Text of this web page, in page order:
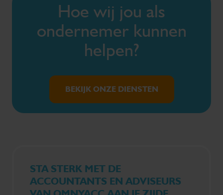
Hoe wij jou als
ondernemer kunnen
helpen?
BEKIJK ONZE DIENSTEN
STA STERK MET DE
ACCOUNTANTS EN ADVISEURS